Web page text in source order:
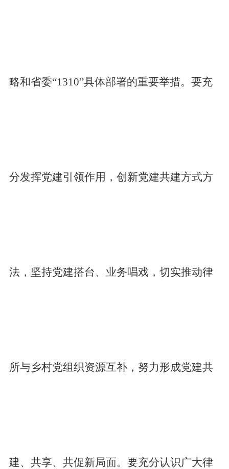
略和省委“1310”具体部署的重要举措。要充
分发挥党建引领作用，创新党建共建方式方
法，坚持党建搭台、业务唱戏，切实推动律
所与乡村党组织资源互补，努力形成党建共
建、共享、共促新局面。要充分认识广大律